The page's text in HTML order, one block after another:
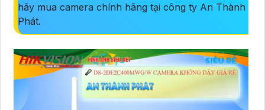
hãy mua camera chính hãng tại công ty An Thành
Phát.